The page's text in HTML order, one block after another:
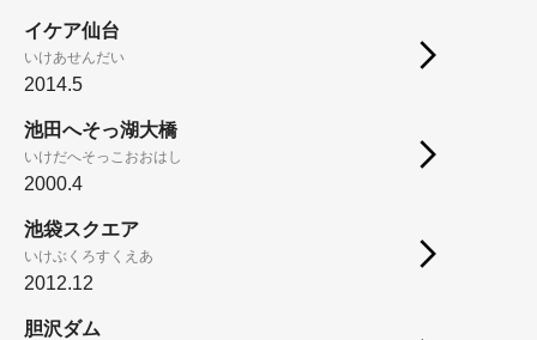
イケア仙台
いけあせんだい
2014.5
池田へそっ湖大橋
いけだへそっこおおはし
2000.4
池袋スクエア
いけぶくろすくえあ
2012.12
胆沢ダム